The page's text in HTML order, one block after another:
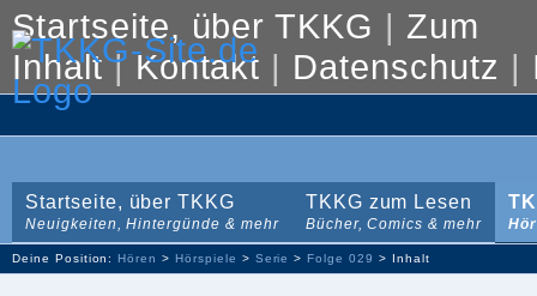
Startseite, über TKKG | Zum
Inhalt|Kontakt | Datenschutz |
Startseite, über TKKG
Neuigkeiten, Hintergünde & mehr
TKKG zum Lesen
Bücher, Comics & mehr
Deine Position:Hören >Hörspiele > Serie >Folge 029 > Inhalt